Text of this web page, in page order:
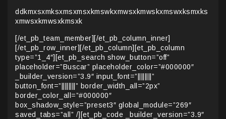
ddkmxsxmksxmsxmsxkmswkxmwsxkmwskxmswxksmxks
xmwsxkmwsxkmsxk
[/et_pb_team_member][/et_pb_column_inner]
[/et_pb_row_inner][/et_pb_column][et_pb_column
type=”1_4″][et_pb_search show_button=”off”
placeholder=”Buscar” placeholder_color=”#000000″
_builder_version=”3.9″ input_font=”||||||||”
button_font=”||||||||” border_width_all=”2px”
border_color_all=”#000000″
box_shadow_style=”preset3″ global_module=”269″
saved_tabs=”all” /][et_pb_code _builder_version=”3.9″